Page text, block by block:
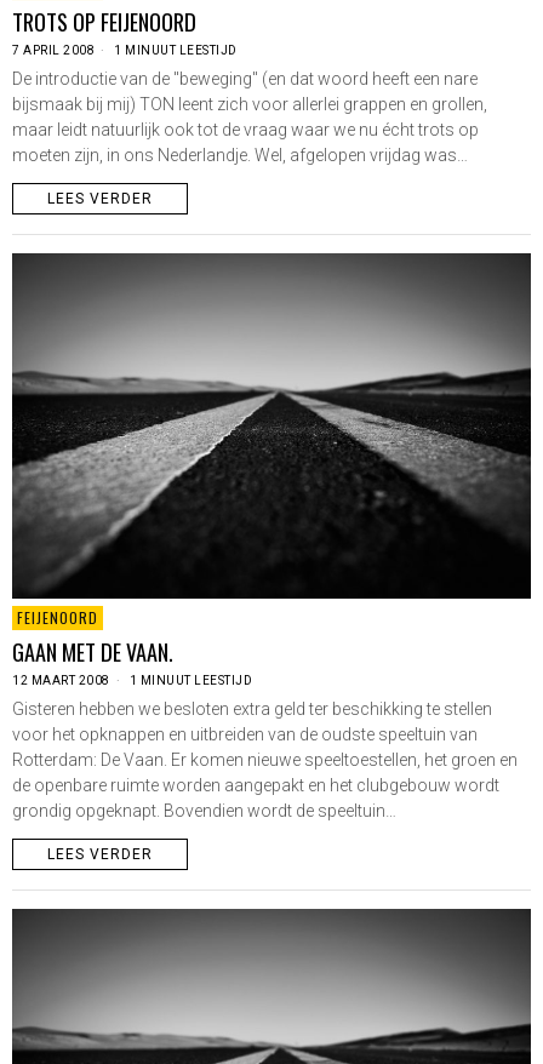
TROTS OP FEIJENOORD
7 APRIL 2008 1 MINUUT LEESTIJD
De introductie van de "beweging" (en dat woord heeft een nare
bijsmaak bij mij) TON leent zich voor allerlei grappen en grollen,
maar leidt natuurlijk ook tot de vraag waar we nu écht trots op
moeten zijn, in ons Nederlandje. Wel, afgelopen vrijdag was…
LEES VERDER
FEIJENOORD
GAAN MET DE VAAN.
12 MAART 2008 1 MINUUT LEESTIJD
Gisteren hebben we besloten extra geld ter beschikking te stellen
voor het opknappen en uitbreiden van de oudste speeltuin van
Rotterdam: De Vaan. Er komen nieuwe speeltoestellen, het groen en
de openbare ruimte worden aangepakt en het clubgebouw wordt
grondig opgeknapt. Bovendien wordt de speeltuin…
LEES VERDER